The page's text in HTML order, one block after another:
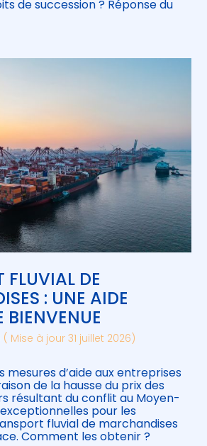
de succession ? Réponse du
FLUVIAL DE
: UNE AIDE
BIENVENUE
( Mise à jour 31 juillet 2026)
mesures d’aide aux entreprises
de la hausse du prix des
résultant du conflit au Moyen-
pour les
fluvial de marchandises
Comment les obtenir ?